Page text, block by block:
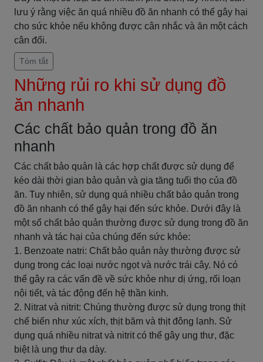
lưu ý rằng việc ăn quá nhiều đồ ăn nhanh có thể gây hại
cho sức khỏe nếu không được cân nhắc và ăn một cách
cân đối.
Tóm tắt
Những rủi ro khi sử dụng đồ
ăn nhanh
Các chất bảo quản trong đồ ăn
nhanh
Các chất bảo quản là các hợp chất được sử dụng để
kéo dài thời gian bảo quản và gia tăng tuổi thọ của đồ
ăn. Tuy nhiên, sử dụng quá nhiều chất bảo quản trong
đồ ăn nhanh có thể gây hại đến sức khỏe. Dưới đây là
một số chất bảo quản thường được sử dụng trong đồ ăn
nhanh và tác hại của chúng đến sức khỏe:
1. Benzoate natri: Chất bảo quản này thường được sử
dụng trong các loại nước ngọt và nước trái cây. Nó có
thể gây ra các vấn đề về sức khỏe như dị ứng, rối loạn
nội tiết, và tác động đến hệ thần kinh.
2. Nitrat và nitrit: Chúng thường được sử dụng trong thịt
chế biến như xúc xích, thịt băm và thịt đông lạnh. Sử
dụng quá nhiều nitrat và nitrit có thể gây ung thư, đặc
biệt là ung thư dạ dày.